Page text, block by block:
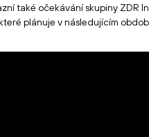
také očekávání skupiny ZDR
plánuje v následujícím